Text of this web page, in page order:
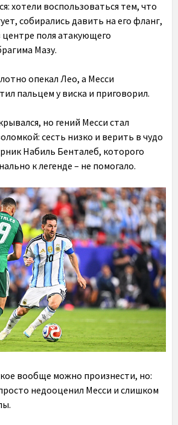
хотели воспользоваться тем, что
собирались давить на его фланг,
центре поля атакующего
Мазу.
опекал Лео, а Месси
пальцем у виска и приговорил.
но гений Месси стал
сесть низко и верить в чудо
Набиль Бенталеб, которого
к легенде – не помогало.
вообще можно произнести, но:
недооценил Месси и слишком